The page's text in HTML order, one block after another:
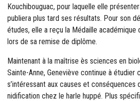
Kouchibouguac, pour laquelle elle
publiera plus tard ses résultats. Pour son
études, elle a reçu la Médaille académique
lors de sa remise de diplôme.
Maintenant à la maîtrise ès sciences en
Sainte-Anne, Geneviève continue à étudier
s’intéressant aux causes et conséquences
nidification chez le harle huppé. Plus